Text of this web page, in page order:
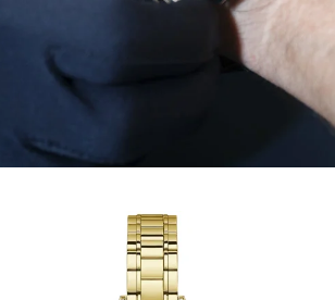
Exklusivt erbjudande för Militum-
klockor hos Magnussons Ur